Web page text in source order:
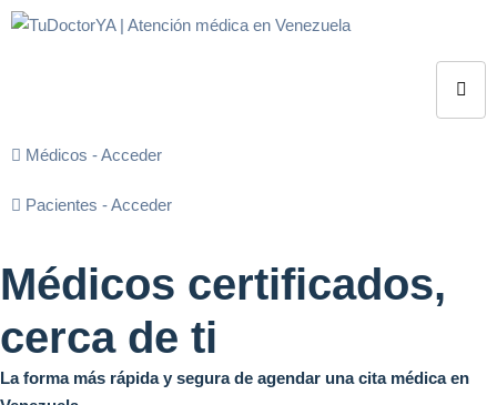
Médicos - Acceder
Pacientes - Acceder
Médicos certificados,
cerca de ti
La forma más rápida y segura de agendar una cita médica en